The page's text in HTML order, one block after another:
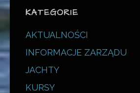
KATEGORIE
AKTUALNOŚCI
INFORMACJE ZARZĄDU
JACHTY
KURSY